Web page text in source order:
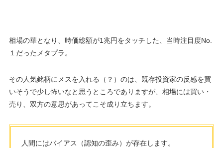
相場の華となり、時価総額が1兆円をタッチした、当時注目度No.
１だったメタプラ。
その人気銘柄にメスを入れる（？）のは、既存投資家の反感を買
いそうで少し怖いなと思うところでありますが、相場には買い・
売り、双方の意思があってこそ成り立ちます。
人間にはバイアス（認知の歪み）が存在します。